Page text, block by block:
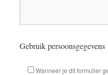
Gebruik persoonsgegevens
Wanneer je dit formulier